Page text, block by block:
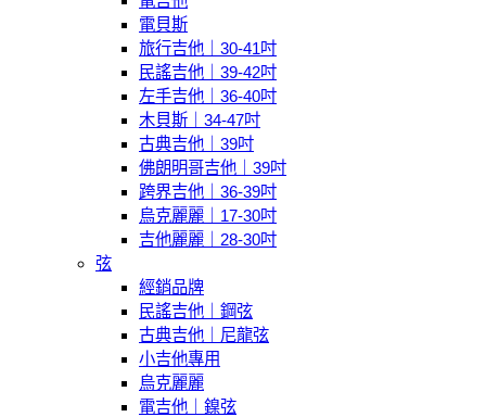
電貝斯
旅行吉他｜30-41吋
民謠吉他｜39-42吋
左手吉他｜36-40吋
木貝斯｜34-47吋
古典吉他｜39吋
佛朗明哥吉他｜39吋
跨界吉他｜36-39吋
烏克麗麗｜17-30吋
吉他麗麗｜28-30吋
弦
經銷品牌
民謠吉他｜鋼弦
古典吉他｜尼龍弦
小吉他專用
烏克麗麗
電吉他｜鎳弦